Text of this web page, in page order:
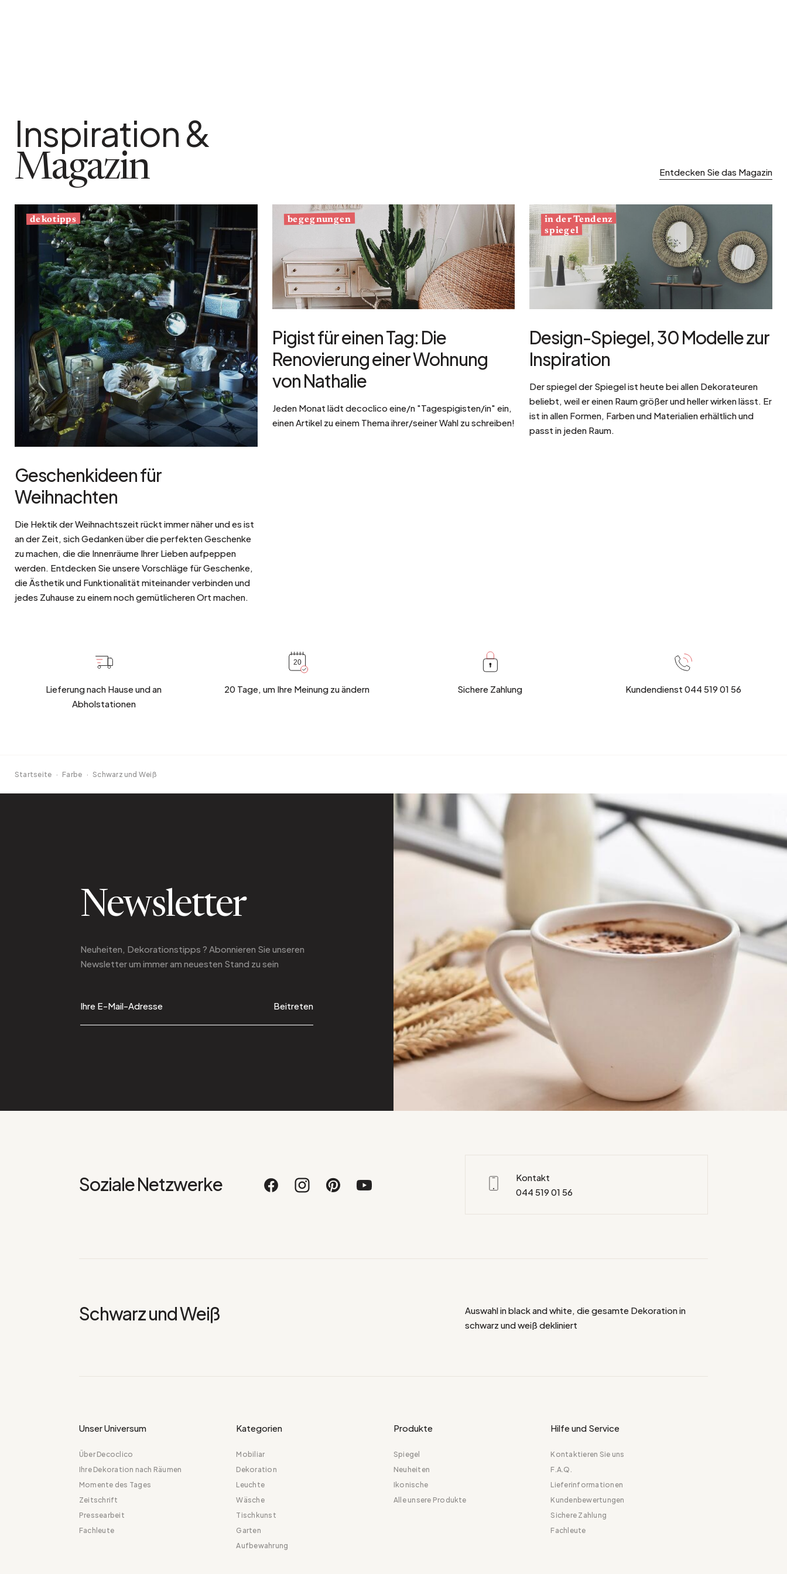
Inspiration &
Magazin Entdecken Sie das Magazin
dekotipps
Geschenkideen für
Weihnachten
Die Hektik der Weihnachtszeit rückt immer näher und es ist
an der Zeit, sich Gedanken über die perfekten Geschenke
zu machen, die die Innenräume Ihrer Lieben aufpeppen
werden. Entdecken Sie unsere Vorschläge für Geschenke,
die Ästhetik und Funktionalität miteinander verbinden und
jedes Zuhause zu einem noch gemütlicheren Ort machen.
begegnungen
Pigist für einen Tag: Die
Renovierung einer Wohnung
von Nathalie
Jeden Monat lädt decoclico eine/n "Tagespigisten/in" ein,
einen Artikel zu einem Thema ihrer/seiner Wahl zu schreiben!
in der Tendenz
spiegel
Design-Spiegel, 30 Modelle zur
Inspiration
Der spiegel der Spiegel ist heute bei allen Dekorateuren
beliebt, weil er einen Raum größer und heller wirken lässt. Er
ist in allen Formen, Farben und Materialien erhältlich und
passt in jeden Raum.
Lieferung nach Hause und an
Abholstationen
20 Tage, um Ihre Meinung zu ändern Sichere Zahlung Kundendienst 044 519 01 56
Startseite · Farbe · Schwarz und Weiß
Newsletter
Neuheiten, Dekorationstipps ? Abonnieren Sie unseren
Newsletterum immer am neuesten Stand zu sein
Beitreten
Soziale Netzwerke
Kontakt
044 519 01 56
Schwarz und Weiß
Auswahl in black and white, die gesamte Dekoration in
schwarz und weiß dekliniert
Unser Universum
Über Decoclico
Ihre Dekoration nach Räumen
Momente des Tages
Zeitschrift
Pressearbeit
Fachleute
Kategorien
Mobiliar
Dekoration
Leuchte
Wäsche
Tischkunst
Garten
Aufbewahrung
Produkte
Spiegel
Neuheiten
Ikonische
Alle unsere Produkte
Hilfe und Service
Kontaktieren Sie uns
F.A.Q.
Lieferinformationen
Kundenbewertungen
Sichere Zahlung
Fachleute